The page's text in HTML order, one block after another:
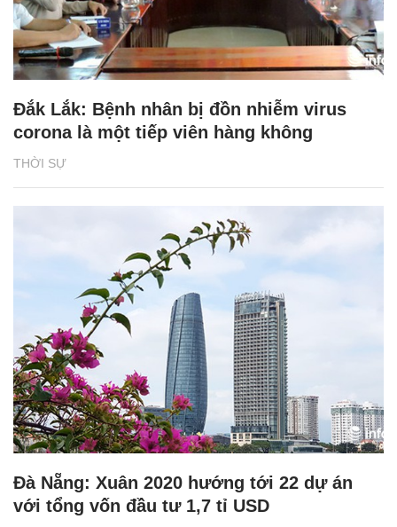
THỜI SỰ
Đắk Lắk: Bệnh nhân bị đồn nhiễm virus
corona là một tiếp viên hàng không
Đà Nẵng: Xuân 2020 hướng tới 22 dự án
với tổng vốn đầu tư 1,7 tỉ USD